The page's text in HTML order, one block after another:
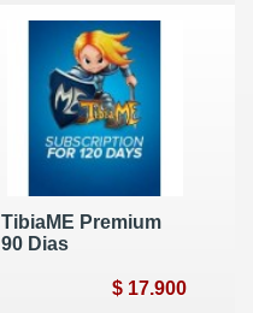
TibiaME Premium
90 Dias
$ 17.900